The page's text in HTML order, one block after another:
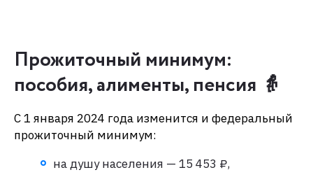
Прожиточный минимум:
пособия, алименты, пенсия 👵
С 1 января 2024 года изменится и федеральный
прожиточный минимум:
на душу населения — 15 453 ₽,